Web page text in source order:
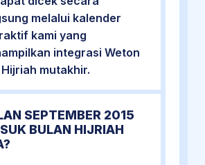
melalui kalender
kami yang
integrasi Weton
mutakhir.
SEPTEMBER 2015
BULAN HIJRIAH